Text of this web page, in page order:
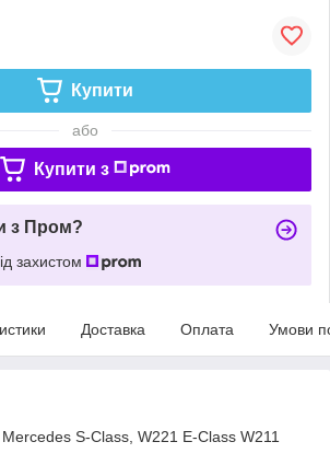
Купити
або
Купити з
з Пром?
захистом
Доставка Оплата Умови
S-Class, W221 E-Class W211